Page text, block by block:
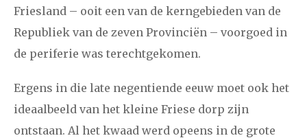
Friesland – ooit een van de kerngebieden van de
Republiek van de zeven Provinciën – voorgoed in
de periferie was terechtgekomen.
Ergens in die late negentiende eeuw moet ook het
ideaalbeeld van het kleine Friese dorp zijn
ontstaan. Al het kwaad werd opeens in de grote